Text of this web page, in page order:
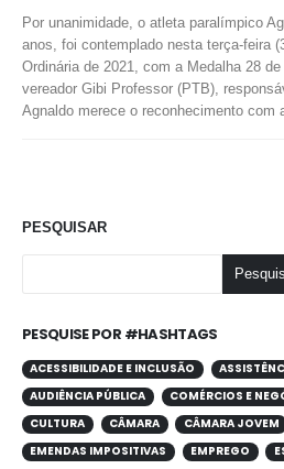
Por unanimidade, o atleta paralímpico
anos, foi contemplado nesta terça-feira
Ordinária de 2021, com a Medalha 28
vereador Gibi Professor (PTB),
Agnaldo merece o reconhecimento com
PESQUISAR
PESQUISE POR #HASHTAGS
ACESSIBILIDADE E INCLUSÃO
AUDIÊNCIA PÚBLICA
COMÉRCIOS E
CULTURA
CÂMARA CÂMARA JOVEM
EMENDAS IMPOSITIVAS
EMPREGO